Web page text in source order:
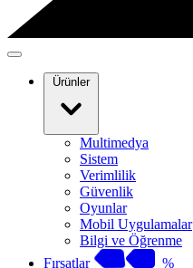
Ürünler
Multimedya
Sistem
Verimlilik
Güvenlik
Oyunlar
Mobil Uygulamalar
Bilgi ve Öğrenme
Fırsatlar
%